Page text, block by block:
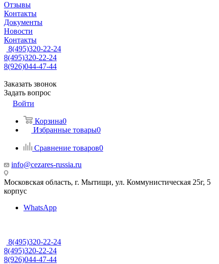
Отзывы
Контакты
Документы
Новости
Контакты
8(495)320-22-24
8(495)320-22-24
8(926)044-47-44
Заказать звонок
Задать вопрос
Войти
Корзина0
Избранные товары0
Сравнение товаров0
info@cezares-russia.ru
Московская область, г. Мытищи, ул. Коммунистическая 25г, 5
корпус
WhatsApp
8(495)320-22-24
8(495)320-22-24
8(926)044-47-44